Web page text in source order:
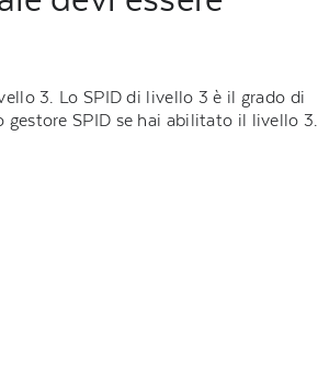
3. Lo SPID di livello 3 è il grado di
SPID se hai abilitato il livello 3.